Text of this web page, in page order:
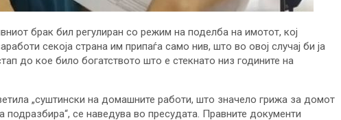
брак бил регулиран со режим на поделба на имотот, кој
секоја страна им припаѓа само нив, што во овој случај би ја
до кое било богатството што е стекнато низ годините на
„суштински на домашните работи, што значело грижа за домот
подразбира“, се наведува во пресудата. Правните документи